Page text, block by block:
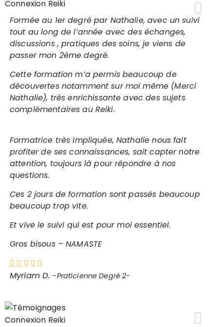
Formée au 1er degré par Nathalie, avec un suivi
tout au long de l’année avec des échanges,
discussions , pratiques des soins, je viens de
passer mon 2ème degré.
Cette formation m’a permis beaucoup de
découvertes notamment sur moi même (Merci
Nathalie), très enrichissante avec des sujets
complémentaires au Reiki.
Formatrice très impliquée, Nathalie nous fait
profiter de ses connaissances, sait capter notre
attention, toujours là pour répondre à nos
questions.
Ces 2 jours de formation sont passés beaucoup
beaucoup trop vite.
Et vive le suivi qui est pour moi essentiel.
Gros bisous – NAMASTE
Myriam D. -Praticienne Degré 2-